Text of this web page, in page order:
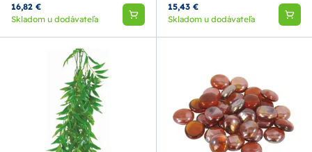
16,82 €
Skladom u dodávateľa
15,43 €
Skladom u dodávateľa